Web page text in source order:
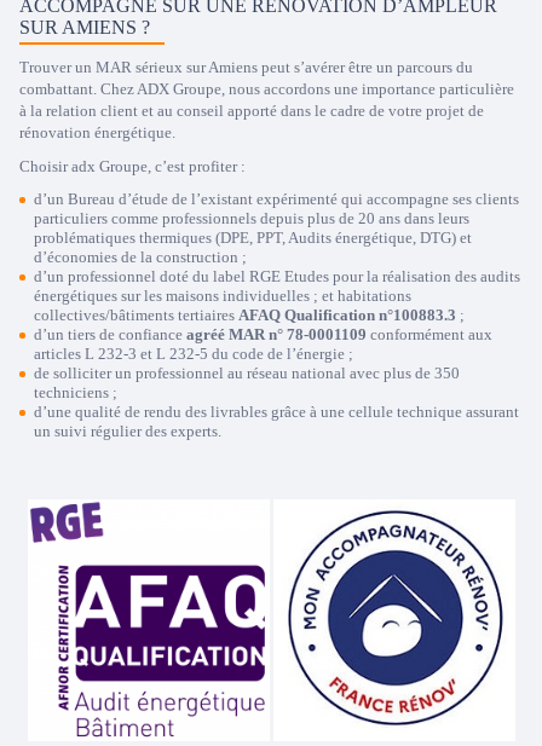
ACCOMPAGNÉ SUR UNE RÉNOVATION D’AMPLEUR
SUR AMIENS ?
Trouver un MAR sérieux sur Amiens peut s’avérer être un parcours du
combattant. Chez ADX Groupe, nous accordons une importance particulière
à la relation client et au conseil apporté dans le cadre de votre projet de
rénovation énergétique.
Choisir adx Groupe, c’est profiter :
d’un Bureau d’étude de l’existant expérimenté qui accompagne ses clients
particuliers comme professionnels depuis plus de 20 ans dans leurs
problématiques thermiques (DPE, PPT, Audits énergétique, DTG) et
d’économies de la construction ;
d’un professionnel doté du label RGE Etudes pour la réalisation des audits
énergétiques sur les maisons individuelles ; et habitations
collectives/bâtiments tertiaires AFAQ Qualification n°100883.3 ;
d’un tiers de confiance agréé MAR n° 78-0001109 conformément aux
articles L 232-3 et L 232-5 du code de l’énergie ;
de solliciter un professionnel au réseau national avec plus de 350
techniciens ;
d’une qualité de rendu des livrables grâce à une cellule technique assurant
un suivi régulier des experts.